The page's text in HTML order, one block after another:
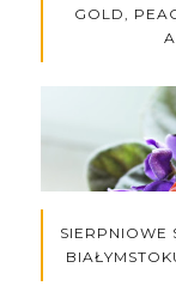
GOLD,
SIERPNIOWE